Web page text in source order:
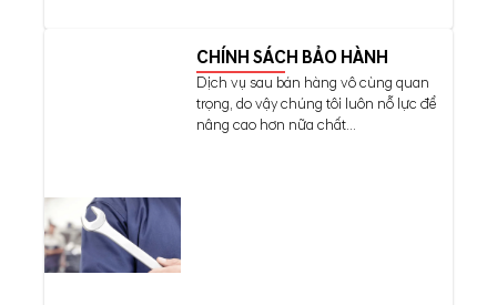
CHÍNH SÁCH BẢO HÀNH
Dịch vụ sau bán hàng vô cùng quan
trọng, do vậy chúng tôi luôn nỗ lực để
nâng cao hơn nữa chất...